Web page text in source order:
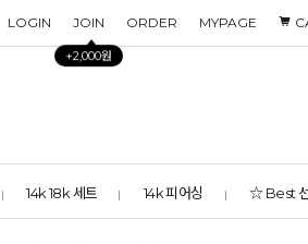
LOGIN JOIN
+2,000원
ORDER MYPAGE
14k 18k 세트 14k 피어싱 ☆ Best